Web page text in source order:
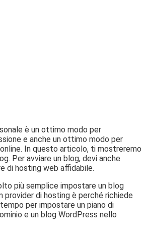
è un ottimo modo per
e anche un ottimo modo per
In questo articolo, ti mostreremo
Per avviare un blog, devi anche
di hosting web affidabile.
più semplice impostare un blog
provider di hosting è perché richiede
per impostare un piano di
e un blog WordPress nello